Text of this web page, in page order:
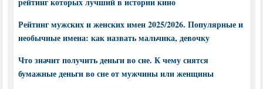
Рейтинг мужских и женских имен 2025/2026. Популярные и
необычные имена: как назвать мальчика, девочку
Что значит получить деньги во сне. К чему снятся
бумажные деньги во сне от мужчины или женщины